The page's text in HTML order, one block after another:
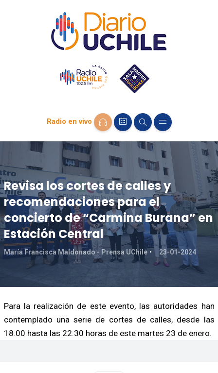
Radio en vivo
Revisa los cortes de calles y
recomendaciones para el
concierto de “Carmina Burana” en
Estación Central
María Francisca Maldonado - Prensa UChile 23-01-2024
Para la realización de este evento, las autoridades han
contemplado una serie de cortes de calles, desde las
18:00 hasta las 22:30 horas de este martes 23 de enero.